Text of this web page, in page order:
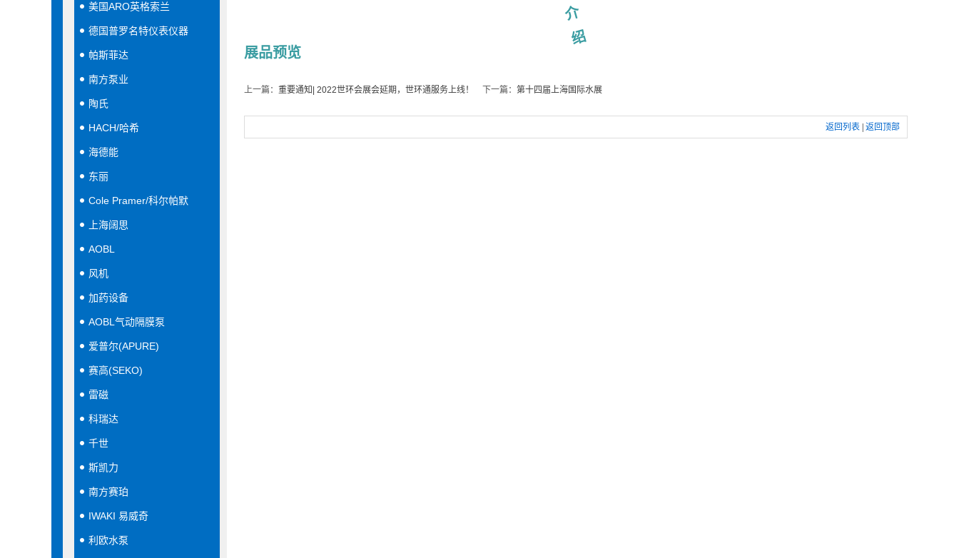
美国ARO英格索兰
德国普罗名特仪表仪器
帕斯菲达
南方泵业
陶氏
HACH/哈希
海德能
东丽
Cole Pramer/科尔帕默
上海阔思
AOBL
风机
加药设备
AOBL气动隔膜泵
爱普尔(APURE)
赛高(SEKO)
雷磁
科瑞达
千世
斯凯力
南方赛珀
IWAKI 易威奇
利欧水泵
介
绍
展品预览
上一篇： 重要通知| 2022世环会展会延期，世环通服务上线！ 下一篇： 第十四届上海国际水展
返回列表 返回顶部